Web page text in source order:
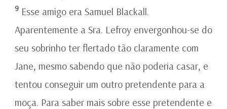
9 Esse amigo era Samuel Blackall.
Aparentemente a Sra. Lefroy envergonhou-se do
seu sobrinho ter flertado tão claramente com
Jane, mesmo sabendo que não poderia casar, e
tentou conseguir um outro pretendente para a
moça. Para saber mais sobre esse pretendente e